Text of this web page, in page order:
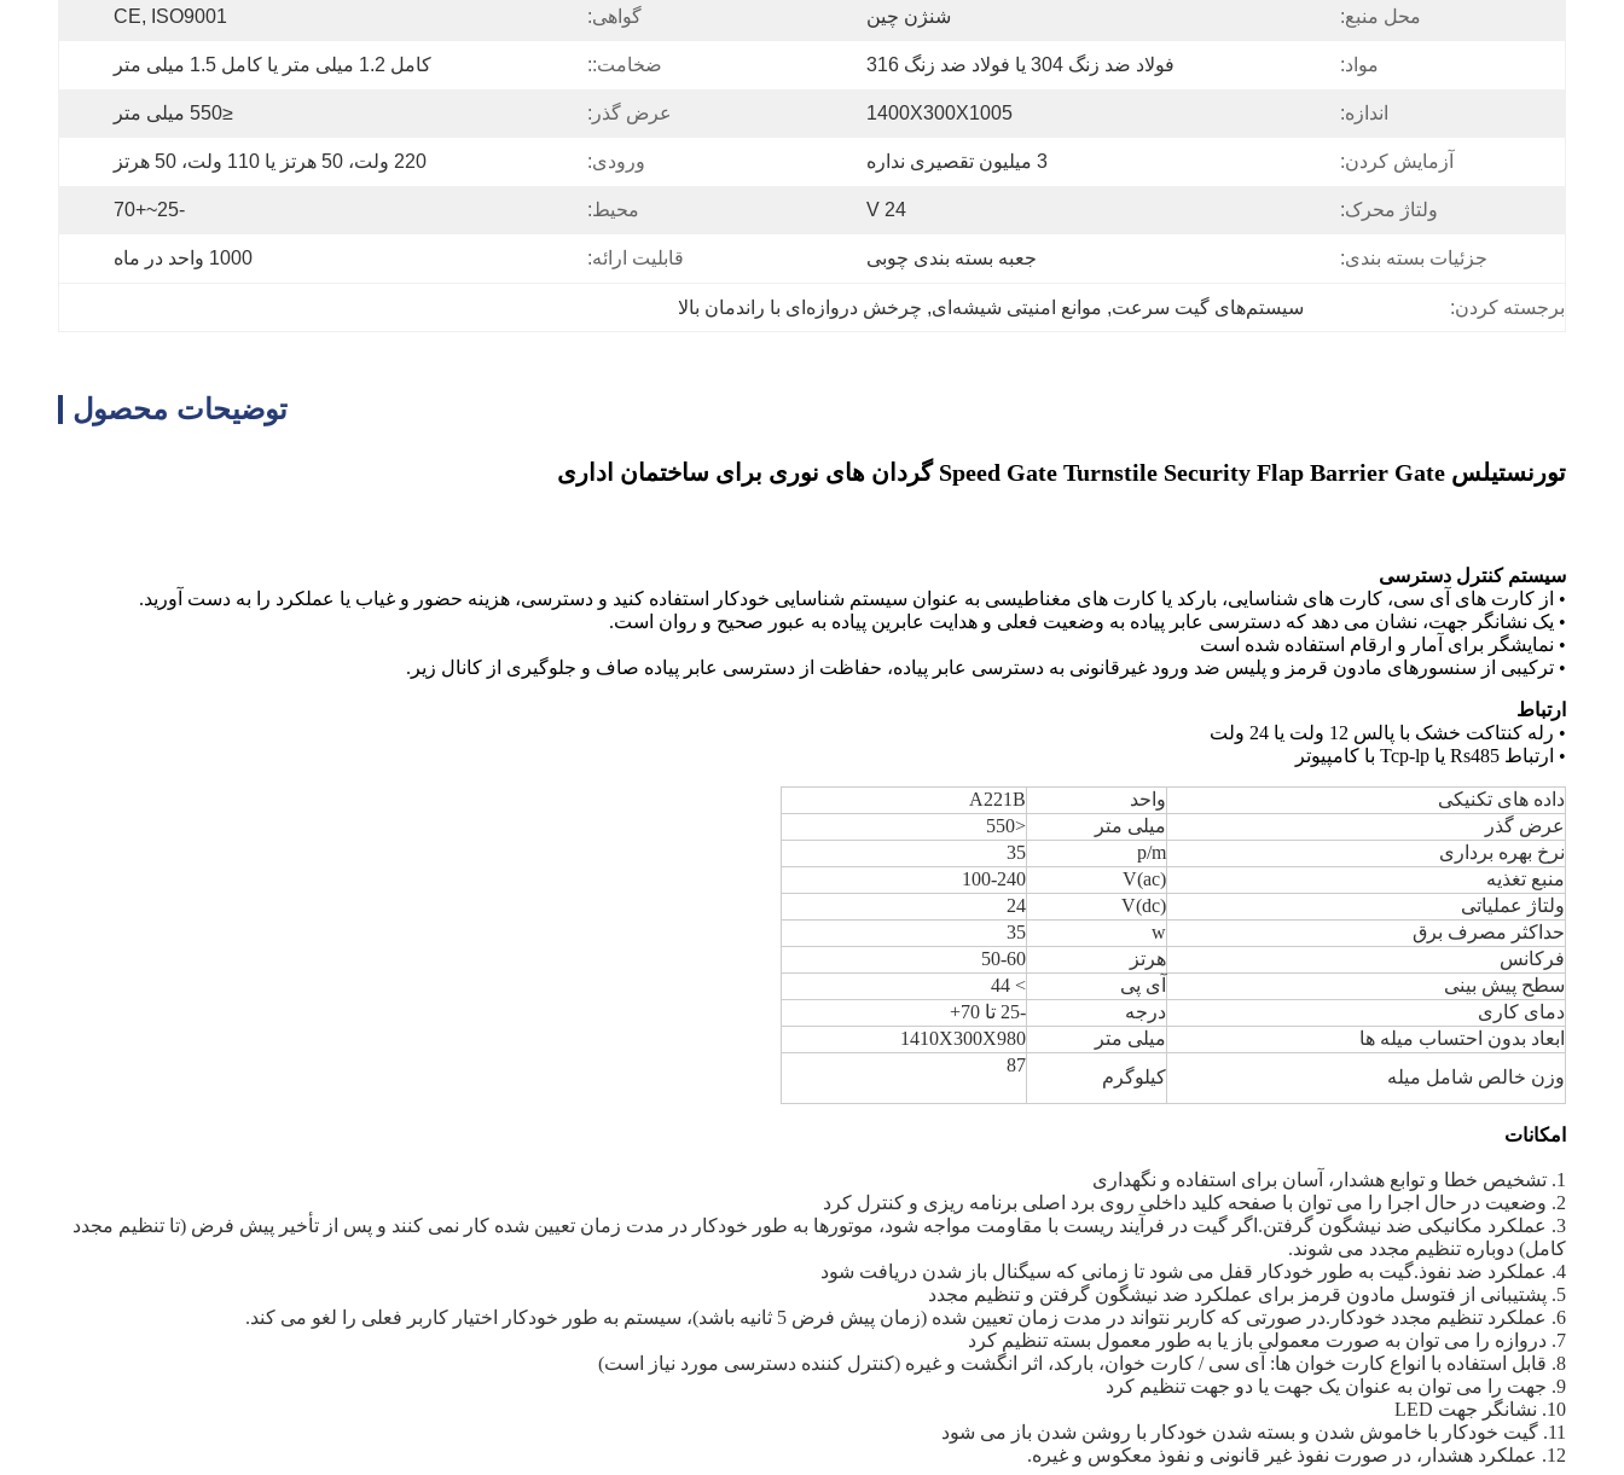
محل منبع: شنژن چین گواهی: CE, ISO9001
مواد: فولاد ضد زنگ 304 یا فولاد ضد زنگ 316 ضخامت:: کامل 1.2 میلی متر یا کامل 1.5 میلی متر
اندازه: 1400X300X1005 عرض گذر: ≤550 میلی متر
آزمایش کردن: 3 میلیون تقصیری نداره ورودی: 220 ولت، 50 هرتز یا 110 ولت، 50 هرتز
ولتاژ محرک: 24 V محیط: -25~+70
جزئیات بسته بندی: جعبه بسته بندی چوبی قابلیت ارائه: 1000 واحد در ماه
برجسته کردن: سیستم‌های گیت سرعت , موانع امنیتی شیشه‌ای , چرخش دروازه‌ای با راندمان بالا
توضیحات محصول
تورنستیلس Speed ​​Gate Turnstile Security Flap Barrier Gate گردان های نوری برای ساختمان اداری
سیستم کنترل دسترسی
• از کارت های آی سی، کارت های شناسایی، بارکد یا کارت های مغناطیسی به عنوان سیستم شناسایی خودکار استفاده کنید و دسترسی، هزینه حضور و غیاب یا عملکرد را به دست آورید.
• یک نشانگر جهت، نشان می دهد که دسترسی عابر پیاده به وضعیت فعلی و هدایت عابرین پیاده به عبور صحیح و روان است.
• نمایشگر برای آمار و ارقام استفاده شده است
• ترکیبی از سنسورهای مادون قرمز و پلیس ضد ورود غیرقانونی به دسترسی عابر پیاده، حفاظت از دسترسی عابر پیاده صاف و جلوگیری از کانال زیر.
ارتباط
• رله کنتاکت خشک با پالس 12 ولت یا 24 ولت
• ارتباط Rs485 یا Tcp-lp با کامپیوتر
داده های تکنیکی واحد
A221B
عرض گذر
میلی متر
<550
نرخ بهره برداری
p/m
35
منبع تغذیه
V(ac)
100-240
ولتاژ عملیاتی
V(dc)
24
حداکثر مصرف برق
w
35
فرکانس
هرتز
50-60
سطح پیش بینی
آی پی
> 44
دمای کاری
درجه
-25 تا 70+
ابعاد بدون احتساب میله ها
میلی متر
1410X300X980
وزن خالص شامل میله
کیلوگرم
87
امکانات
1. تشخیص خطا و توابع هشدار، آسان برای استفاده و نگهداری
2. وضعیت در حال اجرا را می توان با صفحه کلید داخلی روی برد اصلی برنامه ریزی و کنترل کرد
3. عملکرد مکانیکی ضد نیشگون گرفتن.اگر گیت در فرآیند ریست با مقاومت مواجه شود، موتورها به طور خودکار در مدت زمان تعیین شده کار نمی کنند و پس از تأخیر پیش فرض (تا تنظیم مجدد
کامل) دوباره تنظیم مجدد می شوند.
4. عملکرد ضد نفوذ.گیت به طور خودکار قفل می شود تا زمانی که سیگنال باز شدن دریافت شود
5. پشتیبانی از فتوسل مادون قرمز برای عملکرد ضد نیشگون گرفتن و تنظیم مجدد
6. عملکرد تنظیم مجدد خودکار.در صورتی که کاربر نتواند در مدت زمان تعیین شده (زمان پیش فرض 5 ثانیه باشد)، سیستم به طور خودکار اختیار کاربر فعلی را لغو می کند.
7. دروازه را می توان به صورت معمولی باز یا به طور معمول بسته تنظیم کرد
8. قابل استفاده با انواع کارت خوان ها: آی سی / کارت خوان، بارکد، اثر انگشت و غیره (کنترل کننده دسترسی مورد نیاز است)
9. جهت را می توان به عنوان یک جهت یا دو جهت تنظیم کرد
10. نشانگر جهت LED
11. گیت خودکار با خاموش شدن و بسته شدن خودکار با روشن شدن باز می شود
12. عملکرد هشدار، در صورت نفوذ غیر قانونی و نفوذ معکوس و غیره.